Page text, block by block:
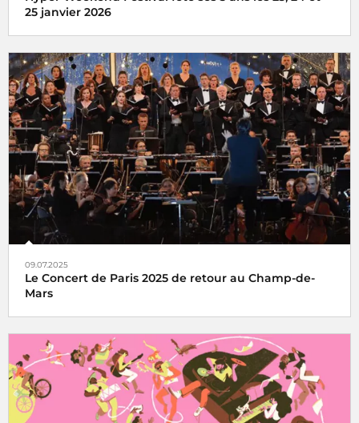
25 janvier 2026
l'Hyper Weekend Festival vous donne rendez-vous à la
Maison de la Radio et de la Musique les 23, 24 et 25 janvier
2026
09.07.2025
Le Concert de Paris 2025 de retour au Champ-de-
Mars
Le Concert de Paris du 14 juillet revient au pied de la Tour
Eiffel toujours en direct sur France Inter, France 2 et dans
le monde entier